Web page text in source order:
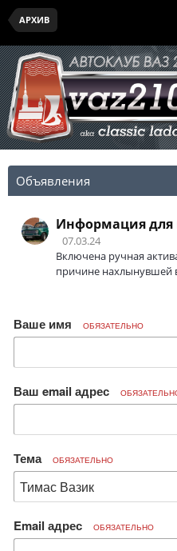
АРХИВ
Объявления
Информация для
07.03.24
Включена ручная
причине нахлынувшей
Ваше имя ОБЯЗАТЕЛЬНО
Ваш email адрес
Тема ОБЯЗАТЕЛЬНО
Email адрес ОБЯЗАТЕЛЬНО